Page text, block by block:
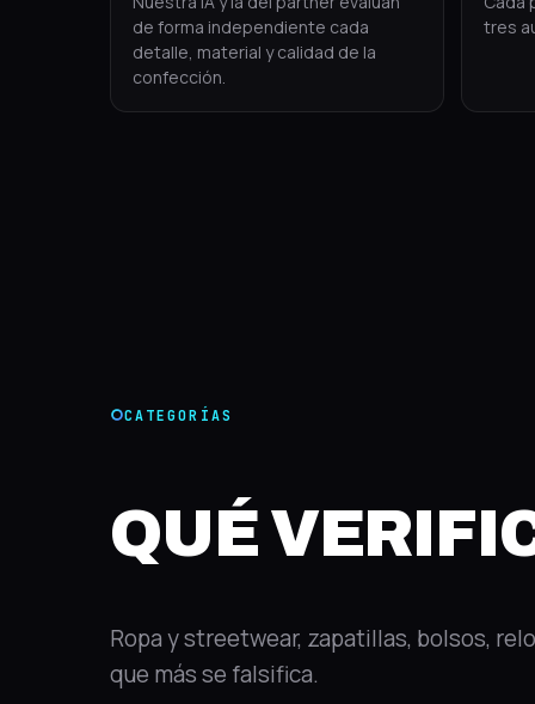
de forma independiente cada
detalle, material y calidad de la
confección.
tres
CATEGORÍAS
QUÉ
Ropa y streetwear, zapatillas, bolsos,
que más se falsifica.